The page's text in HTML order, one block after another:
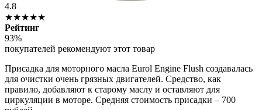
4.8
★★★★★
Рейтинг
93%
покупателей рекомендуют этот товар
Присадка для моторного масла Eurol Engine Flush создавалась
для очистки очень грязных двигателей. Средство, как
правило, добавляют к старому маслу и оставляют для
циркуляции в моторе. Средняя стоимость присадки – 700